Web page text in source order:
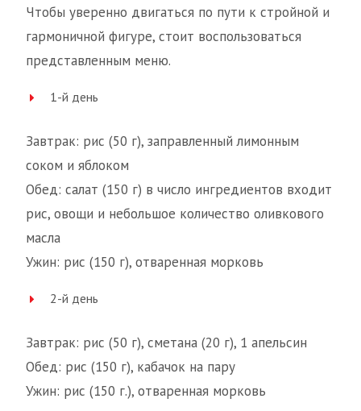
Чтобы уверенно двигаться по пути к стройной и
гармоничной фигуре, стоит воспользоваться
представленным меню.
1-й день
Завтрак: рис (50 г), заправленный лимонным
соком и яблоком
Обед: салат (150 г) в число ингредиентов входит
рис, овощи и небольшое количество оливкового
масла
Ужин: рис (150 г), отваренная морковь
2-й день
Завтрак: рис (50 г), сметана (20 г), 1 апельсин
Обед: рис (150 г), кабачок на пару
Ужин: рис (150 г.), отваренная морковь